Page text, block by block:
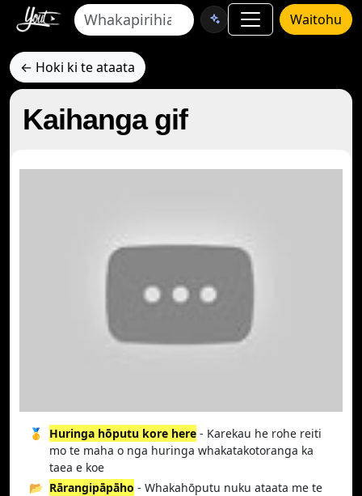
Waitohu
← Hoki ki te ataata
Kaihanga gif
🥇 Huringa hōputu kore here - Karekau he rohe reiti
mo te maha o nga huringa whakatakotoranga ka
taea e koe
📂 Rārangipāpāho - Whakahōputu nuku ataata me te